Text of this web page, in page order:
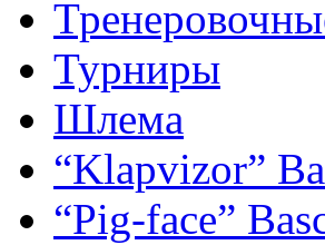
Турниры
Шлема
“Klapvizor”
“Pig-face”